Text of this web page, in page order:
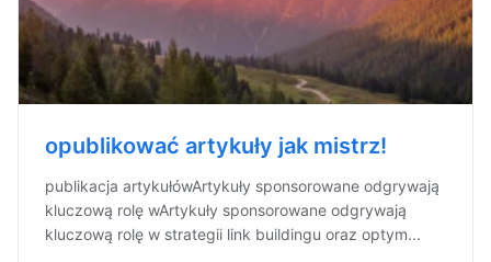
opublikować artykuły jak mistrz!
publikacja artykułówArtykuły sponsorowane odgrywają
kluczową rolę wArtykuły sponsorowane odgrywają
kluczową rolę w strategii link buildingu oraz optym...